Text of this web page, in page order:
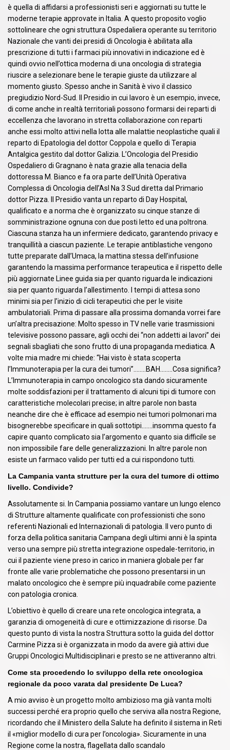
è quella di affidarsi a professionisti seri e aggiornati su tutte le
moderne terapie approvate in Italia. A questo proposito voglio
sottolineare che ogni struttura Ospedaliera operante su territorio
Nazionale che vanti dei presidi di Oncologia è abilitata alla
prescrizione di tutti i farmaci più innovativi in indicazione ed è
quindi ovvio nell’ottica moderna di una oncologia di strategia
riuscire a selezionare bene le terapie giuste da utilizzare al
momento giusto. Spesso anche in Sanità è vivo il classico
pregiudizio Nord-Sud. Il Presidio in cui lavoro è un esempio, invece,
di come anche in realtà territoriali possono formarsi dei reparti di
eccellenza che lavorano in stretta collaborazione con reparti
anche essi molto attivi nella lotta alle malattie neoplastiche quali il
reparto di Epatologia del dottor Coppola e quello di Terapia
Antalgica gestito dal dottor Galizia. L’Oncologia del Presidio
Ospedaliero di Gragnano è nata grazie alla tenacia della
dottoressa M. Bianco e fa ora parte dell’Unità Operativa
Complessa di Oncologia dell’Asl Na 3 Sud diretta dal Primario
dottor Pizza. Il Presidio vanta un reparto di Day Hospital,
qualificato e a norma che è organizzato su cinque stanze di
somministrazione ognuna con due posti letto ed una poltrona.
Ciascuna stanza ha un infermiere dedicato, garantendo privacy e
tranquillità a ciascun paziente. Le terapie antiblastiche vengono
tutte preparate dall’Umaca, la mattina stessa dell’infusione
garantendo la massima performance terapeutica e il rispetto delle
più aggiornate Linee guida sia per quanto riguarda le indicazioni
sia per quanto riguarda l’allestimento. I tempi di attesa sono
minimi sia per l’inizio di cicli terapeutici che per le visite
ambulatoriali. Prima di passare alla prossima domanda vorrei fare
un’altra precisazione: Molto spesso in TV nelle varie trasmissioni
televisive possono passare, agli occhi dei “non addetti ai lavori” dei
segnali sbagliati che sono frutto di una propaganda mediatica. A
volte mia madre mi chiede: “Hai visto è stata scoperta
l’Immunoterapia per la cura dei tumori”……..BAH……..Cosa significa?
L’Immunoterapia in campo oncologico sta dando sicuramente
molte soddisfazioni per il trattamento di alcuni tipi di tumore con
caratteristiche molecolari precise; in altre parole non basta
neanche dire che è efficace ad esempio nei tumori polmonari ma
bisognerebbe specificare in quali sottotipi…….insomma questo fa
capire quanto complicato sia l’argomento e quanto sia difficile se
non impossibile fare delle generalizzazioni. In altre parole non
esiste un farmaco valido per tutti ed a cui rispondono tutti.
La Campania vanta strutture per la cura del tumore di ottimo
livello. Condivide?
Assolutamente si. In Campania possiamo vantare un lungo elenco
di Strutture altamente qualificate con professionisti che sono
referenti Nazionali ed Internazionali di patologia. Il vero punto di
forza della politica sanitaria Campana degli ultimi anni è la spinta
verso una sempre più stretta integrazione ospedale-territorio, in
cui il paziente viene preso in carico in maniera globale per far
fronte alle varie problematiche che possono presentarsi in un
malato oncologico che è sempre più inquadrabile come paziente
con patologia cronica.
L’obiettivo è quello di creare una rete oncologica integrata, a
garanzia di omogeneità di cure e ottimizzazione di risorse. Da
questo punto di vista la nostra Struttura sotto la guida del dottor
Carmine Pizza si è organizzata in modo da avere già attivi due
Gruppi Oncologici Multidisciplinari e presto se ne attiveranno altri.
Come sta procedendo lo sviluppo della rete oncologica
regionale da poco varata dal presidente De Luca?
A mio avviso è un progetto molto ambizioso ma già vanta molti
successi perché era proprio quello che serviva alla nostra Regione,
ricordando che il Ministero della Salute ha definito il sistema in Reti
il «miglior modello di cura per l’oncologia». Sicuramente in una
Regione come la nostra, flagellata dallo scandalo